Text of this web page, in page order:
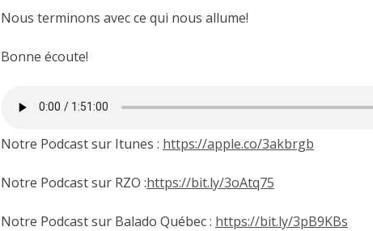
Nous terminons avec ce qui nous allume!
Bonne écoute!
Notre Podcast sur Itunes : https://apple.co/3akbrgb
Notre Podcast sur RZO :https://bit.ly/3oAtq75
Notre Podcast sur Balado Québec : https://bit.ly/3pB9KBs